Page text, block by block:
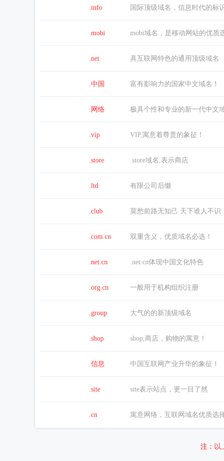
.info 国际顶级域名，信息时代的标
.mobi mobi域名，是移动网站的优质
.net 具互联网特色的通用顶级域名
.中国 富有影响力的国家中文域名！
.网络 极具个性和专业的新一代中文
.vip VIP,寓意着尊贵的象征！
.store .store域名,表示商店
.ltd 有限公司后缀
.club 莫愁前路无知己 天下谁人不识
.com.cn 双重含义，优质域名必选！
.net.cn .net.cn体现中国文化特色
.org.cn 一般用于机构组织注册
.group 大气的的新顶级域名
.shop shop,商店，购物的寓意！
.信息 中国互联网产业升华的象征！
.site site表示站点，更一目了然
.cn 寓意网络，互联网域名优质选
注： 以